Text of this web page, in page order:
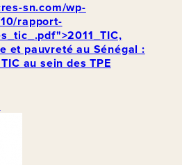
sn.com/wp-
rapport-
et pauvreté au Sénégal :
au sein des TPE